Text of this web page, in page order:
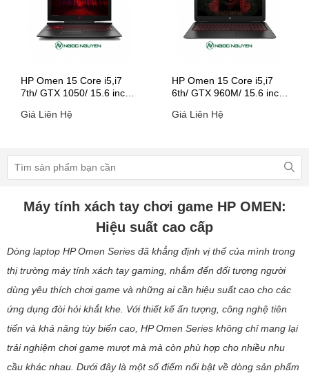
HP Omen 15 Core i5,i7
7th/ GTX 1050/ 15.6 inch
Giá Liên Hệ
HP Omen 15 Core i5,i7
6th/ GTX 960M/ 15.6 inch
Giá Liên Hệ
Máy tính xách tay chơi game HP OMEN:
Hiệu suất cao cấp
Dòng laptop HP Omen Series đã khẳng định vị thế của mình trong
thị trường máy tính xách tay gaming, nhắm đến đối tượng người
dùng yêu thích chơi game và những ai cần hiệu suất cao cho các
ứng dụng đòi hỏi khắt khe. Với thiết kế ấn tượng, công nghệ tiên
tiến và khả năng tùy biến cao, HP Omen Series không chỉ mang lại
trải nghiệm chơi game mượt mà mà còn phù hợp cho nhiều nhu
cầu khác nhau. Dưới đây là một số điểm nổi bật về dòng sản phẩm